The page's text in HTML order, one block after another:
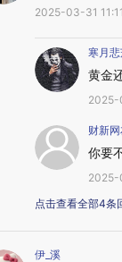
2025-03-31
寒月
黄金
2025-
财新
你要
2025-
点击查看全部4条
伊_溪